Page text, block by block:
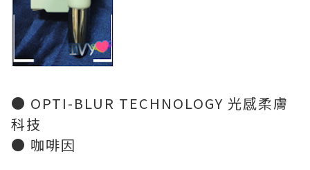
● OPTI-BLUR TECHNOLOGY 光感柔膚
科技
● 咖啡因